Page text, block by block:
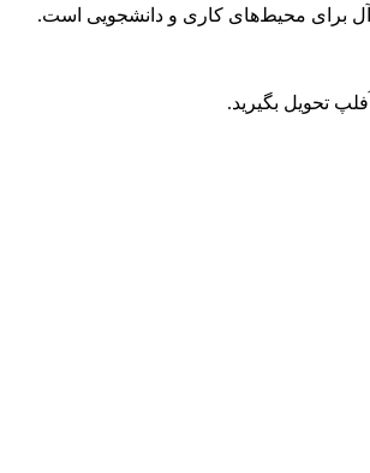
برای محیط‌های کاری و دانشجویی است.
تحویل بگیرید.